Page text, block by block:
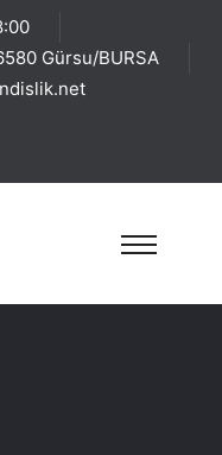
Gürsu/BURSA